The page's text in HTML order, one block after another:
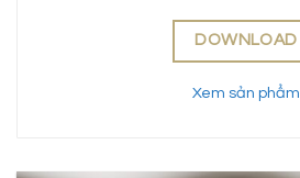
DOWNLOAD
Xem sản phẩm